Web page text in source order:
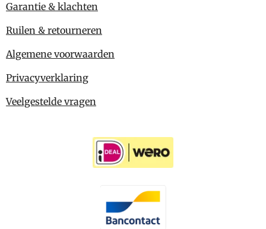
Garantie & klachten
Ruilen & retourneren
Algemene voorwaarden
Privacyverklaring
Veelgestelde vragen